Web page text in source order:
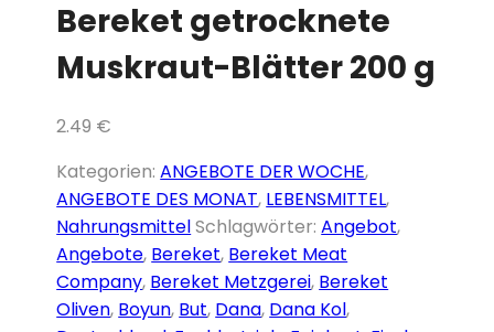
content
Bereket getrocknete
Muskraut-Blätter 200 g
2.49 €
Bereket
getrocknete
Muskraut-
Blätter
200
g
Kategorien:ANGEBOTE DER WOCHE,
ANGEBOTE DES MONAT, LEBENSMITTEL,
NahrungsmittelSchlagwörter:Angebot,
Angebote, Bereket, Bereket Meat
Company, Bereket Metzgerei, Bereket
Oliven, Boyun, But, Dana, Dana Kol,